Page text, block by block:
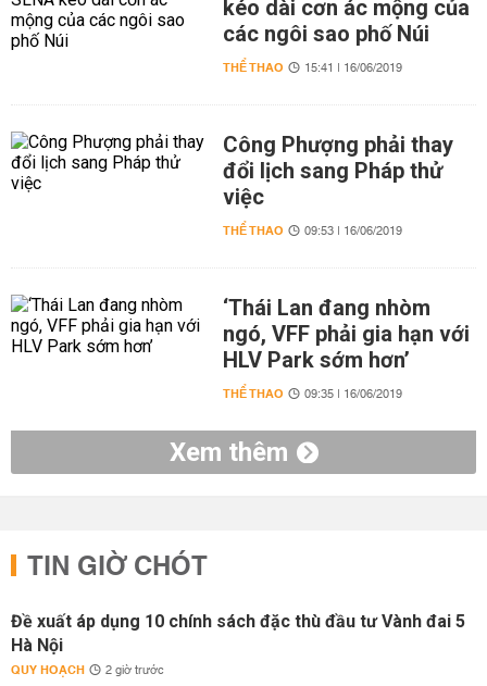
kéo dài cơn ác mộng của
các ngôi sao phố Núi
THỂ THAO 15:41 | 16/06/2019
Công Phượng phải thay
đổi lịch sang Pháp thử
việc
THỂ THAO 09:53 | 16/06/2019
‘Thái Lan đang nhòm
ngó, VFF phải gia hạn với
HLV Park sớm hơn’
THỂ THAO 09:35 | 16/06/2019
Xem thêm
TIN GIỜ CHÓT
Đề xuất áp dụng 10 chính sách đặc thù đầu tư Vành đai 5
Hà Nội
QUY HOẠCH 2 giờ trước